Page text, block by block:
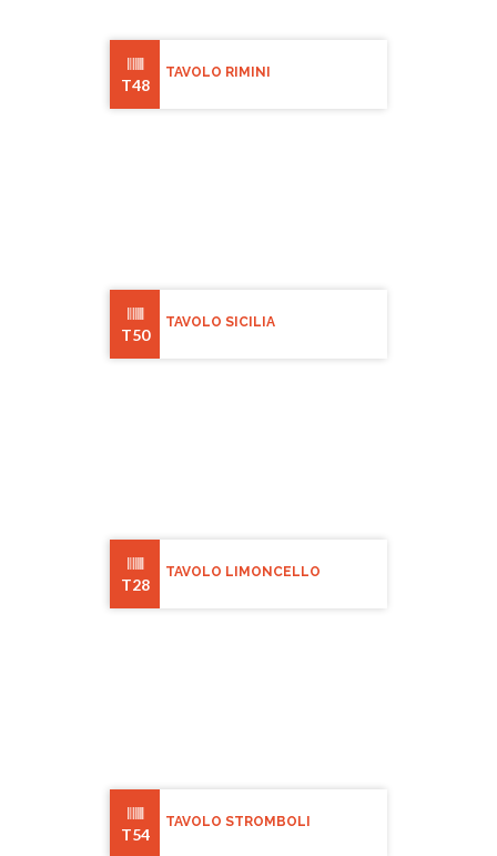
T48
TAVOLO RIMINI
T50
TAVOLO SICILIA
T28
TAVOLO LIMONCELLO
T54
TAVOLO STROMBOLI